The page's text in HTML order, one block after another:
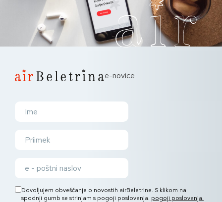
e-novice
Dovoljujem obveščanje o novostih airBeletrine. S klikom na
spodnji gumb se strinjam s pogoji poslovanja. pogoji poslovanja.